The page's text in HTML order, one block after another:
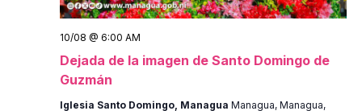
Dejada de la imagen de Santo Domingo de
Guzmán
10/08 @ 6:00 AM
Iglesia Santo Domingo, Managua Managua, Managua,